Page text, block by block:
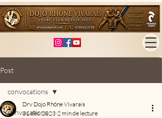
Post
convocations
convocations
Drv Dojo Rhône Vivarais
31 déc. 2023 2 min de lecture